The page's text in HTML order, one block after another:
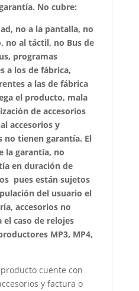
No cubre:
no a la pantalla, no
no al táctil, no Bus de
programas
a los de fábrica,
a las de fábrica
el producto, mala
de accesorios
accesorios y
no tienen garantía. El
la garantía, no
en duración de
pues están sujetos
del usuario el
accesorios no
caso de relojes
MP3, MP4,
cuente con
y factura o